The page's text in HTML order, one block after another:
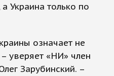
Украина только по
означает не
уверяет «НИ» член
Зарубинский. –